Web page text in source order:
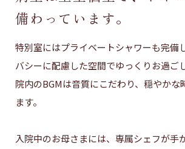
備わっています。
特別室にはプライベートシャワーも完備
バシーに配慮した空間でゆっくりお過ご
院内のBGMは音質にこだわり、穏やかな
ます。
入院中のお母さまには、専属シェフが手